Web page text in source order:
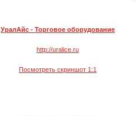
УралАйс - Торговое оборудование
http://uralice.ru
Посмотреть скриншот 1:1